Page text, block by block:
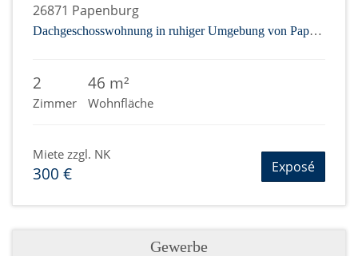
26871 Papenburg
Dachgeschosswohnung in ruhiger Umgebung von Papenburg-Obenende
2
Zimmer
46 m²
Wohnfläche
Miete zzgl. NK
300 € Exposé
Gewerbe